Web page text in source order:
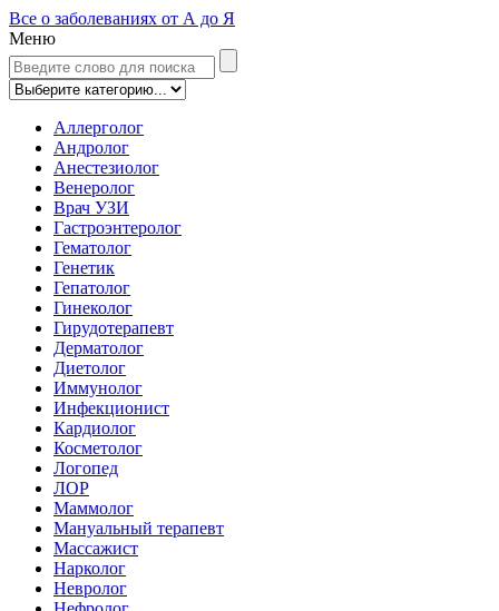
Все о заболеваниях от А до Я
Меню
Аллерголог
Андролог
Анестезиолог
Венеролог
Врач УЗИ
Гастроэнтеролог
Гематолог
Генетик
Гепатолог
Гинеколог
Гирудотерапевт
Дерматолог
Диетолог
Иммунолог
Инфекционист
Кардиолог
Косметолог
Логопед
ЛОР
Маммолог
Мануальный терапевт
Массажист
Нарколог
Невролог